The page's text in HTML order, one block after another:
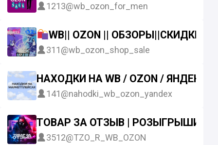
1213@wb_ozon_for_men
WB|| OZON ||
311@wb_ozon_shop_sale
НАХОДКИ НА WB / OZON / ЯНДЕКС
141@nahodki_wb_ozon_yandex
ТОВАР ЗА ОТЗЫВ | РОЗЫГРЫШИ |
3512@TZO_R_WB_OZON